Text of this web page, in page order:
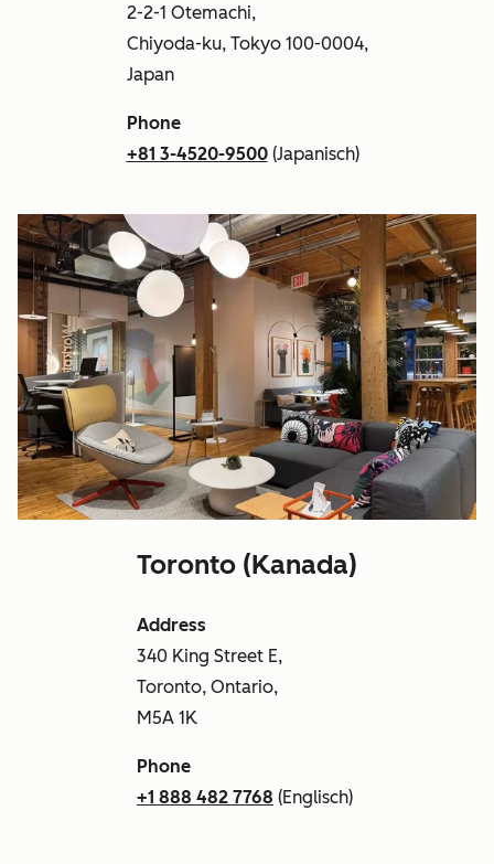
2-2-1 Otemachi,
Chiyoda-ku, Tokyo 100-0004,
Japan
Phone
+81 3-4520-9500(Japanisch)
Toronto (Kanada)
Address
340 King Street E,
Toronto, Ontario,
M5A 1K
Phone
+1 888 482 7768 (Englisch)